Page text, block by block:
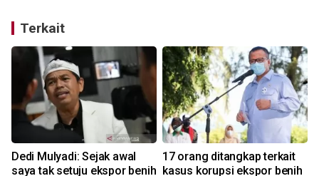
Terkait
Dedi Mulyadi: Sejak awal
saya tak setuju ekspor benih
17 orang ditangkap terkait
kasus korupsi ekspor benih